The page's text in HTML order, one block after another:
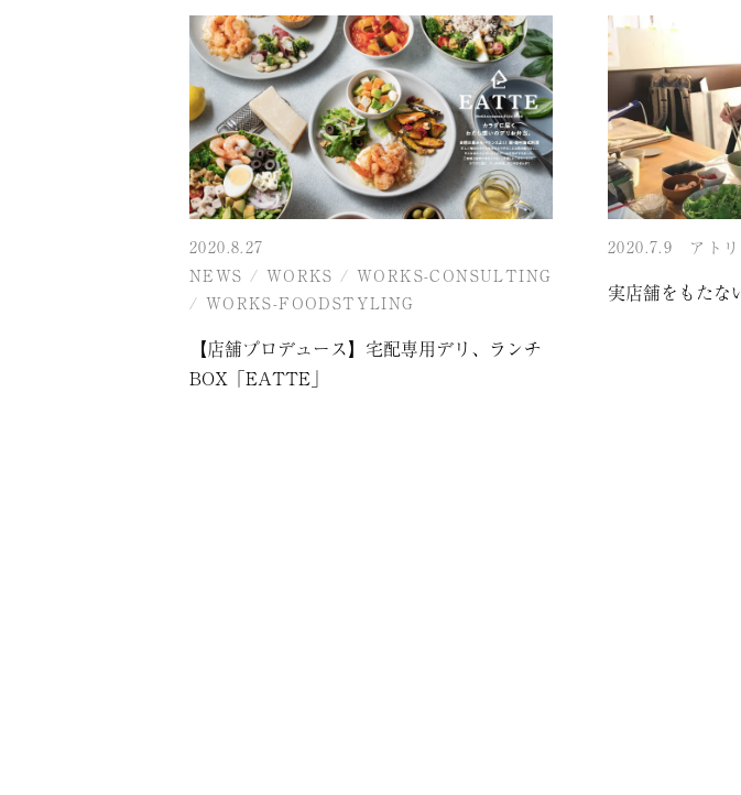
2020.8.27
NEWS / WORKS /WORKS-CONSULTING
/ WORKS-FOODSTYLING
【店舗プロデュース】宅配専用デリ、ランチ
BOX「EATTE」
2020.7.9 アト
実店舗をもたな